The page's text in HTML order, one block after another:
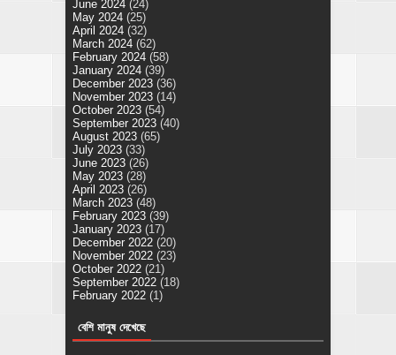
June 2024 (24)
May 2024 (25)
April 2024 (32)
March 2024 (62)
February 2024 (58)
January 2024 (39)
December 2023 (36)
November 2023 (14)
October 2023 (54)
September 2023 (40)
August 2023 (65)
July 2023 (33)
June 2023 (26)
May 2023 (28)
April 2023 (26)
March 2023 (48)
February 2023 (39)
January 2023 (17)
December 2022 (20)
November 2022 (23)
October 2022 (21)
September 2022 (18)
February 2022 (1)
বেশি মানুষ দেখেছে